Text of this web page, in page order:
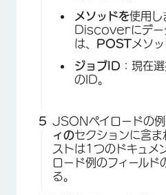
メソッドを使用し
Discoverにデー
は、 POST メソ
ジョブID ：現在
のID。
JSONペイロードの例
ィのセクションに含
ストは1つのドキュメ
ロード例のフィールド
る。